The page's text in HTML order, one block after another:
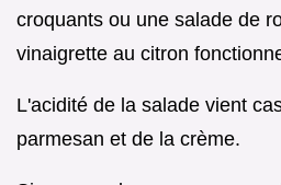
croquants ou une salade de
vinaigrette au citron
L'acidité de la salade vient
parmesan et de la crème.